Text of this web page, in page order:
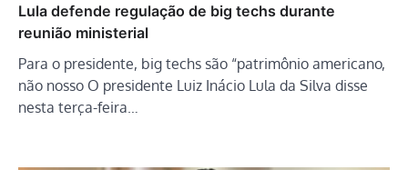
Lula defende regulação de big techs durante
reunião ministerial
Para o presidente, big techs são “patrimônio americano,
não nosso O presidente Luiz Inácio Lula da Silva disse
nesta terça-feira…